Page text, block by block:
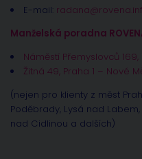
E-mail:
Manželská poradna
Náměstí Přemyslovců 169,
Žitná 49, Praha 1 – Nové
(nejen pro klienty z měst
Poděbrady, Lysá nad
nad Cidlinou a dalších)